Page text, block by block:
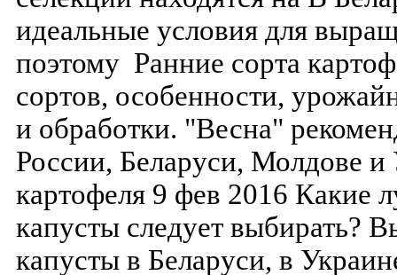
идеальные условия для
поэтому Ранние сорта
сортов, особенности,
и обработки. "Весна"
России, Беларуси, Молдове
картофеля 9 фев 2016 Какие
капусты следует выбирать?
капусты в Беларуси, в